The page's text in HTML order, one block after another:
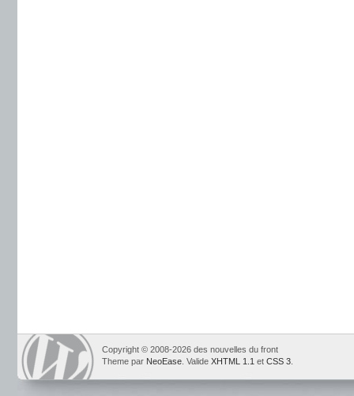
Copyright © 2008-2026 des nouvelles du front
Theme par NeoEase . Valide XHTML 1.1 et CSS 3